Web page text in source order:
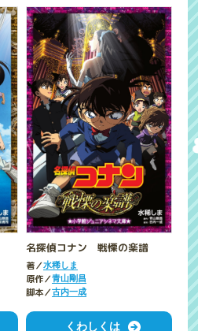
名探偵コナン 戦慄の楽譜
著／水稀しま
原作／青山剛昌
脚本／古内一成
くわしくは